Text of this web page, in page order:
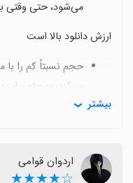
می‌شود، حتی وقتی
ارزش دانلود بالا است
حجم نسبتاً کم را با
می‌کند، به‌ویژه
نبود هدف مشخص در
نبود موسیقی
بیشتر
اردوان قوامی